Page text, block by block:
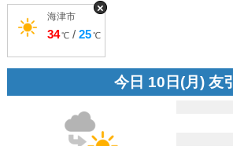
海津市
34℃/ 25℃
×
今日 10日(月) 友引